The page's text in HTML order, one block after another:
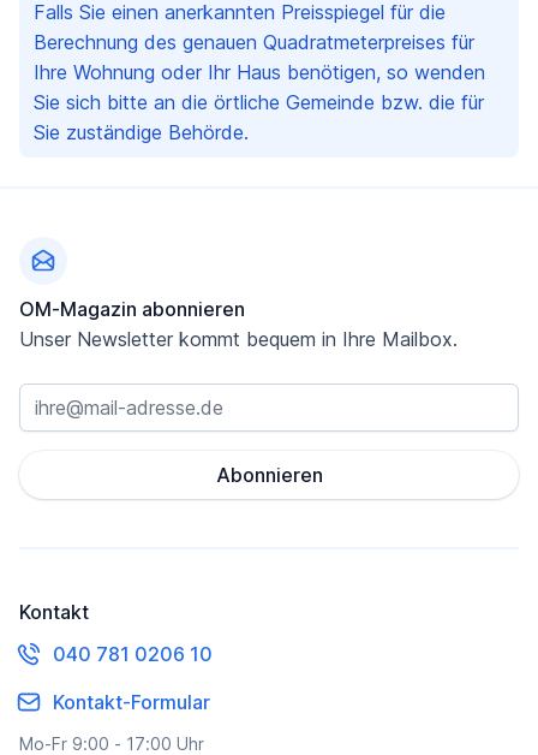
Falls Sie einen anerkannten Preisspiegel für die
Berechnung des genauen Quadratmeterpreises für
Ihre Wohnung oder Ihr Haus benötigen, so wenden
Sie sich bitte an die örtliche Gemeinde bzw. die für
Sie zuständige Behörde.
OM-Magazin abonnieren
Unser Newsletter kommt bequem in Ihre Mailbox.
Abonnieren
Kontakt
040 781 0206 10
Kontakt-Formular
Mo-Fr 9:00 - 17:00 Uhr